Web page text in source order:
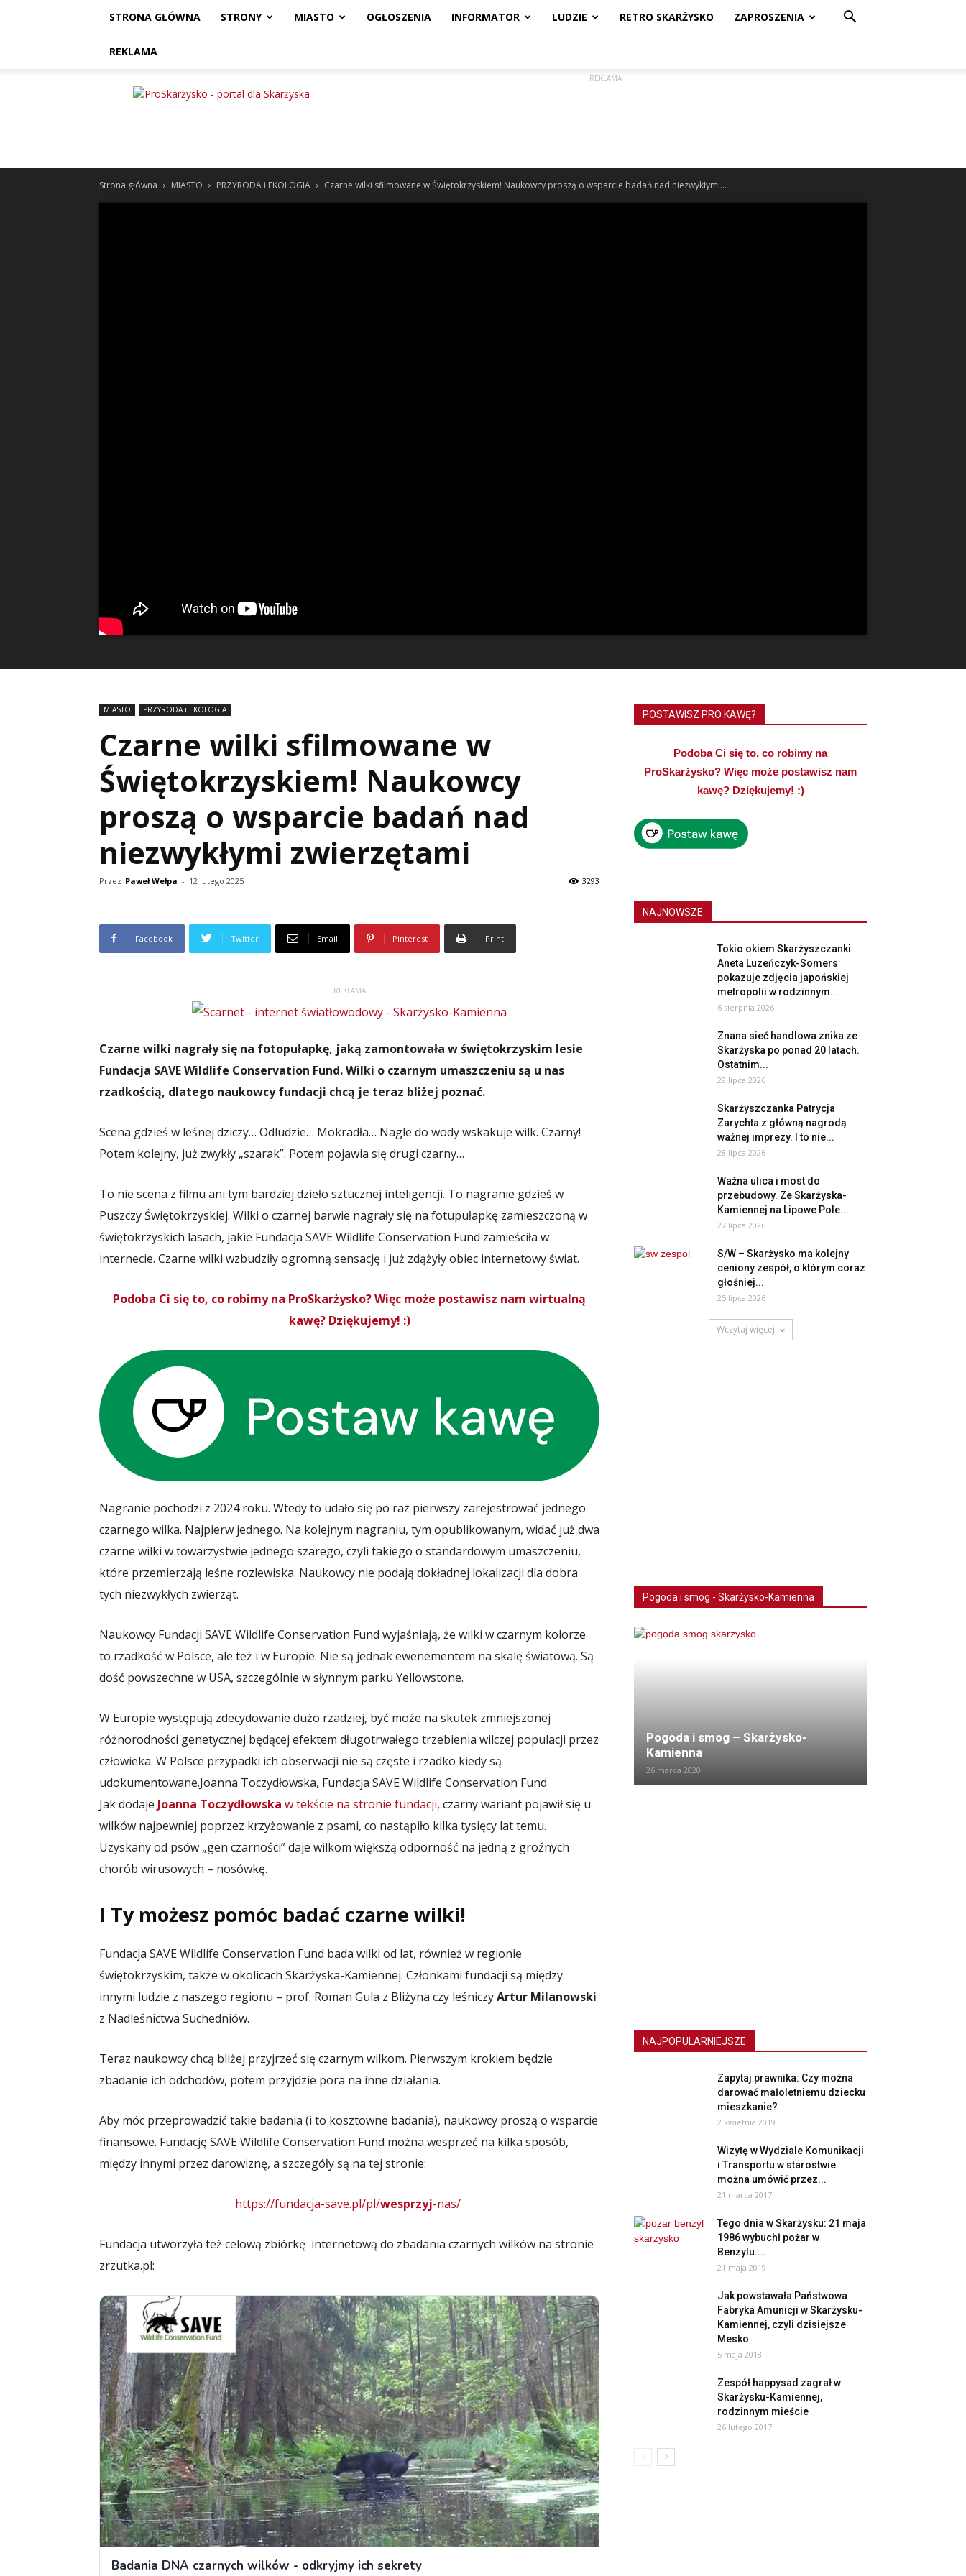
STRONA GŁÓWNA STRONY MIASTO OGŁOSZENIA INFORMATOR LUDZIE RETRO SKARŻYSKO ZAPROSZENIA
REKLAMA
ProSkarżysko
REKLAMA
Strona główna MIASTO PRZYRODA i EKOLOGIA Czarne wilki sfilmowane w Świętokrzyskiem! Naukowcy proszą o wsparcie badań nad niezwykłymi...
MIASTO PRZYRODA i EKOLOGIA
Czarne wilki sfilmowane w
Świętokrzyskiem! Naukowcy
proszą o wsparcie badań nad
niezwykłymi zwierzętami
Przez Paweł Wełpa - 12 lutego 2025 3293
Facebook Twitter Email Pinterest Print
REKLAMA
Czarne wilki nagrały się na fotopułapkę, jaką zamontowała w świętokrzyskim lesie
Fundacja SAVE Wildlife Conservation Fund. Wilki o czarnym umaszczeniu są u nas
rzadkością, dlatego naukowcy fundacji chcą je teraz bliżej poznać.
Scena gdzieś w leśnej dziczy… Odludzie… Mokradła… Nagle do wody wskakuje wilk. Czarny!
Potem kolejny, już zwykły „szarak”. Potem pojawia się drugi czarny…
To nie scena z filmu ani tym bardziej dzieło sztucznej inteligencji. To nagranie gdzieś w
Puszczy Świętokrzyskiej. Wilki o czarnej barwie nagrały się na fotupułapkę zamieszczoną w
świętokrzyskich lasach, jakie Fundacja SAVE Wildlife Conservation Fund zamieściła w
internecie. Czarne wilki wzbudziły ogromną sensację i już zdążyły obiec internetowy świat.
Podoba Ci się to, co robimy na ProSkarżysko? Więc może postawisz nam wirtualną
kawę? Dziękujemy! :)
Nagranie pochodzi z 2024 roku. Wtedy to udało się po raz pierwszy zarejestrować jednego
czarnego wilka. Najpierw jednego. Na kolejnym nagraniu, tym opublikowanym, widać już dwa
czarne wilki w towarzystwie jednego szarego, czyli takiego o standardowym umaszczeniu,
które przemierzają leśne rozlewiska. Naukowcy nie podają dokładnej lokalizacji dla dobra
tych niezwykłych zwierząt.
Naukowcy Fundacji SAVE Wildlife Conservation Fund wyjaśniają, że wilki w czarnym kolorze
to rzadkość w Polsce, ale też i w Europie. Nie są jednak ewenementem na skalę światową. Są
dość powszechne w USA, szczególnie w słynnym parku Yellowstone.
W Europie występują zdecydowanie dużo rzadziej, być może na skutek zmniejszonej
różnorodności genetycznej będącej efektem długotrwałego trzebienia wilczej populacji przez
człowieka. W Polsce przypadki ich obserwacji nie są częste i rzadko kiedy są
udokumentowane.Joanna Toczydłowska, Fundacja SAVE Wildlife Conservation Fund
Jak dodaje Joanna Toczydłowska w tekście na stronie fundacji, czarny wariant pojawił się u
wilków najpewniej poprzez krzyżowanie z psami, co nastąpiło kilka tysięcy lat temu.
Uzyskany od psów „gen czarności” daje wilkom większą odporność na jedną z groźnych
chorób wirusowych – nosówkę.
I Ty możesz pomóc badać czarne wilki!
Fundacja SAVE Wildlife Conservation Fund bada wilki od lat, również w regionie
świętokrzyskim, także w okolicach Skarżyska-Kamiennej. Członkami fundacji są między
innymi ludzie z naszego regionu – prof. Roman Gula z Bliżyna czy leśniczyArtur Milanowski
z Nadleśnictwa Suchedniów.
Teraz naukowcy chcą bliżej przyjrzeć się czarnym wilkom. Pierwszym krokiem będzie
zbadanie ich odchodów, potem przyjdzie pora na inne działania.
Aby móc przeprowadzić takie badania (i to kosztowne badania), naukowcy proszą o wsparcie
finansowe. Fundację SAVE Wildlife Conservation Fund można wesprzeć na kilka sposób,
między innymi przez darowiznę, a szczegóły są na tej stronie:
https://fundacja-save.pl/pl/wesprzyj-nas/
Fundacja utworzyła też celową zbiórkę internetową do zbadania czarnych wilków na stronie
zrzutka.pl:
POSTAWISZ PRO KAWĘ?
Podoba Ci się to, co robimy na
ProSkarżysko? Więc może postawisz nam
kawę? Dziękujemy! :)
NAJNOWSZE
Tokio okiem Skarżyszczanki.
Aneta Luzeńczyk-Somers
pokazuje zdjęcia japońskiej
metropolii w rodzinnym...
6 sierpnia 2026
Znana sieć handlowa znika ze
Skarżyska po ponad 20 latach.
Ostatnim...
29 lipca 2026
Skarżyszczanka Patrycja
Zarychta z główną nagrodą
ważnej imprezy. I to nie...
28 lipca 2026
Ważna ulica i most do
przebudowy. Ze Skarżyska-
Kamiennej na Lipowe Pole...
27 lipca 2026
S/W – Skarżysko ma kolejny
ceniony zespół, o którym coraz
głośniej...
25 lipca 2026
Wczytaj więcej
Pogoda i smog - Skarżysko-Kamienna
Pogoda i smog – Skarżysko-
Kamienna
26 marca 2020
NAJPOPULARNIEJSZE
Zapytaj prawnika: Czy można
darować małoletniemu dziecku
mieszkanie?
2 kwietnia 2019
Wizytę w Wydziale Komunikacji
i Transportu w starostwie
można umówić przez...
21 marca 2017
Tego dnia w Skarżysku: 21 maja
1986 wybuchł pożar w
Benzylu....
21 maja 2019
Jak powstawała Państwowa
Fabryka Amunicji w Skarżysku-
Kamiennej, czyli dzisiejsze
Mesko
5 maja 2018
Zespół happysad zagrał w
Skarżysku-Kamiennej,
rodzinnym mieście
26 lutego 2017